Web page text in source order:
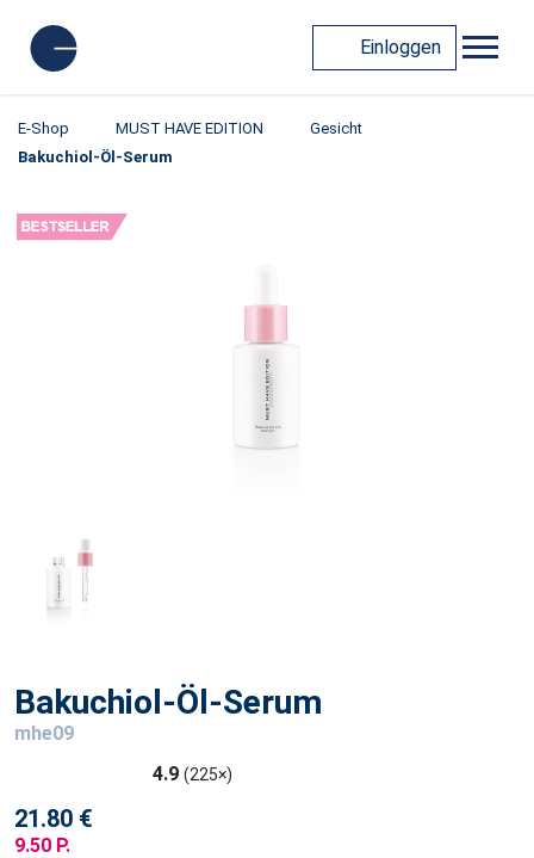
Einloggen
E-Shop MUST HAVE EDITION
Gesicht
Bakuchiol-Öl-Serum
Bakuchiol-Öl-Serum
mhe09
4.9 (225×)
21.80 €
9.50 P.